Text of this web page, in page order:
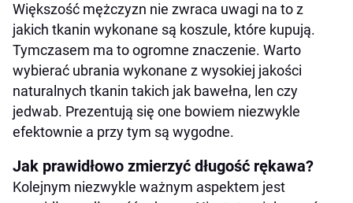
Większość mężczyzn nie zwraca uwagi na to z
jakich tkanin wykonane są koszule, które kupują.
Tymczasem ma to ogromne znaczenie. Warto
wybierać ubrania wykonane z wysokiej jakości
naturalnych tkanin takich jak bawełna, len czy
jedwab. Prezentują się one bowiem niezwykle
efektownie a przy tym są wygodne.
Jak prawidłowo zmierzyć długość rękawa?
Kolejnym niezwykle ważnym aspektem jest